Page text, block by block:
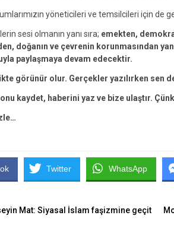
yöneticileri ve temsilcileri için de
sesi olmanın yanı sıra; emekten,
doğanın ve çevrenin korunmasından
paylaşmaya devam edecektir.
görünür olur. Gerçekler yazılırken sen
kaydet, haberini yaz ve bize ulaştır.
Twitter WhatsApp
Mat: Siyasal İslam faşizmine geçit